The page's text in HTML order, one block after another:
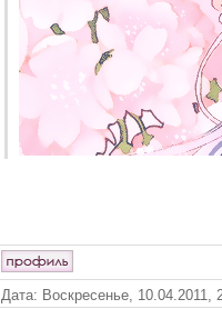
Дата: Воскресенье,